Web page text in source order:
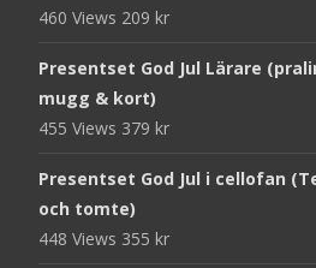
460 Views 209 kr
Presentset God Jul Lärare
mugg & kort)
455 Views 379 kr
Presentset God Jul i cellofan
och tomte)
448 Views 355 kr